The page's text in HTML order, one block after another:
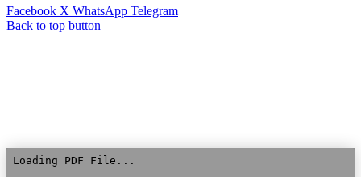
Facebook X WhatsApp Telegram
Back to top button